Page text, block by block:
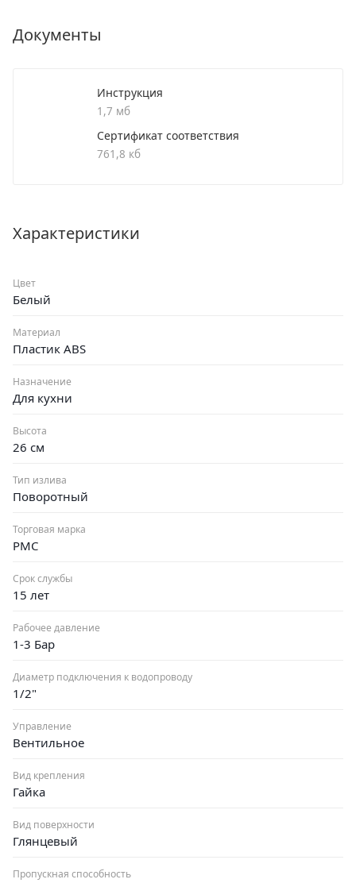
Документы
Инструкция
1,7 мб
Сертификат соответствия
761,8 кб
Характеристики
Цвет
Белый
Материал
Пластик ABS
Назначение
Для кухни
Высота
26 см
Тип излива
Поворотный
Торговая марка
РМС
Срок службы
15 лет
Рабочее давление
1-3 Бар
Диаметр подключения к водопроводу
1/2"
Управление
Вентильное
Вид крепления
Гайка
Вид поверхности
Глянцевый
Пропускная способность